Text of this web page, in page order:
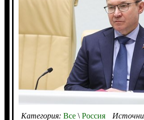
Категория: Все\Россия